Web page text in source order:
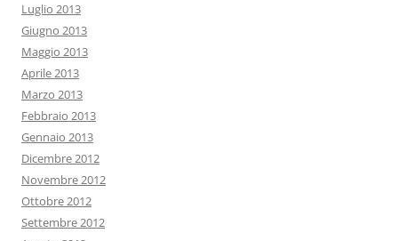
Luglio 2013
Giugno 2013
Maggio 2013
Aprile 2013
Marzo 2013
Febbraio 2013
Gennaio 2013
Dicembre 2012
Novembre 2012
Ottobre 2012
Settembre 2012